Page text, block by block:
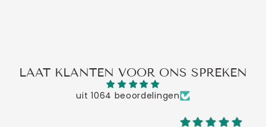
LAAT KLANTEN VOOR ONS SPREKEN
uit 1064 beoordelingen